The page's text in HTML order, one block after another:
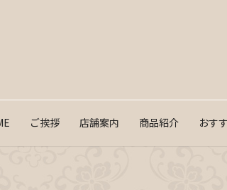
ご挨拶 店舗案内 商品紹介 おす